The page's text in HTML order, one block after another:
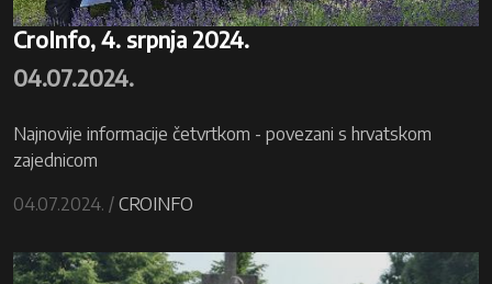
CroInfo, 4. srpnja 2024.
04.07.2024.
Najnovije informacije četvrtkom - povezani s hrvatskom
zajednicom
04.07.2024. / CROINFO